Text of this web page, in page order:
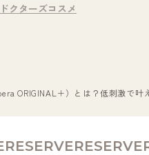
ドクターズコスメ
ORIGINAL＋）とは？低刺激で叶
RESERVERESERVE